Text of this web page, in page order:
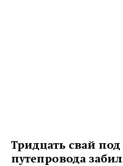
Тридцать свай
путепровода